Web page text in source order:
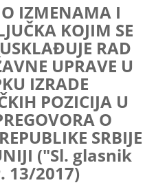
IZMENAMA I
KOJIM SE
RAD
UPRAVE U
IZRADE
POZICIJA U
O
SRBIJE
("Sl. glasnik
13/2017)